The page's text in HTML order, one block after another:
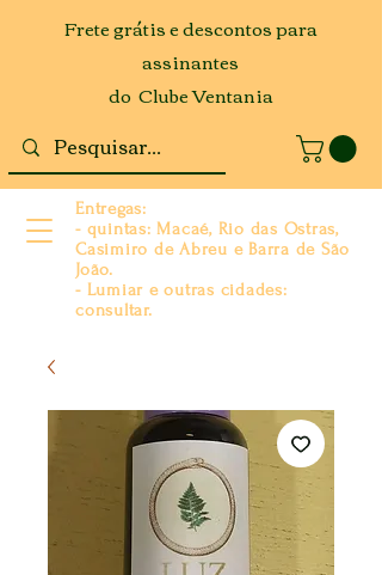
Frete grátis e descontos para
assinantes
do Clube Ventania
Entregas:
- quintas: Macaé, Rio das Ostras,
Casimiro de Abreu e Barra de São
João.
- Lumiar e outras cidades:
consultar.